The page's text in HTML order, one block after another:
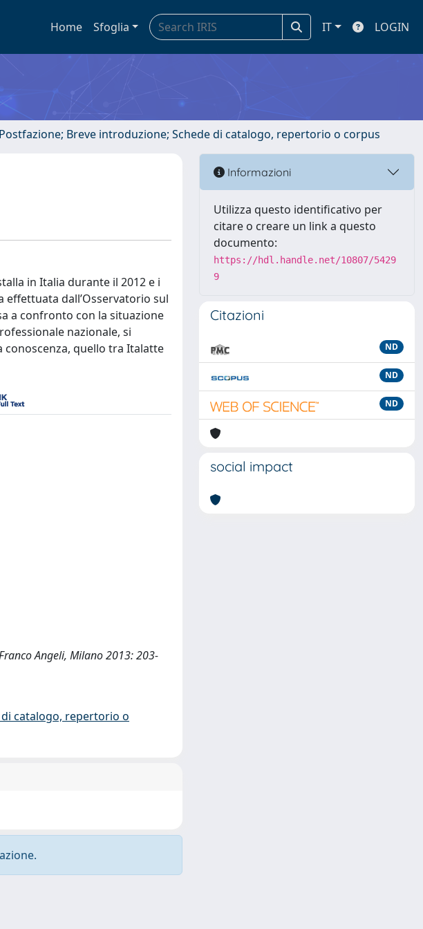
Home Sfoglia IT LOGIN
Breve introduzione; Schede di catalogo, repertorio o corpus
in Italia durante il 2012 e i
dall’Osservatorio sul
a confronto con la situazione
nazionale, si
conoscenza, quello tra Italatte
Angeli, Milano 2013: 203-
catalogo, repertorio o
Informazioni
Utilizza questo identificativo per
citare o creare un link a questo
documento:
https://hdl.handle.net/10807/5429
9
Citazioni
ND
ND
ND
social impact